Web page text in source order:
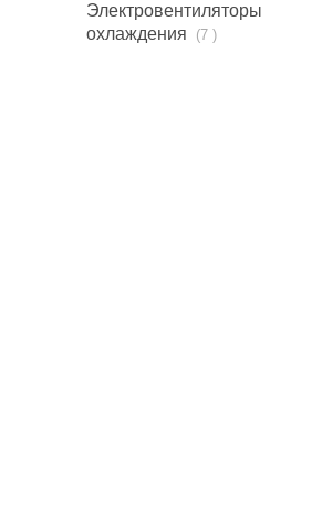
Электровентиляторы
охлаждения
(7 )